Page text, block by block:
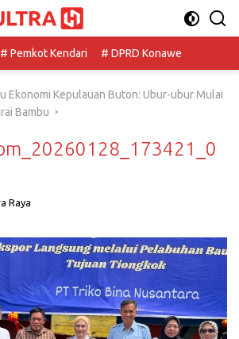
# Pemkot Kendari # DPRD Konawe
Ekonomi Kepulauan Buton: Ubur-ubur Mulai
Bambu
Raya